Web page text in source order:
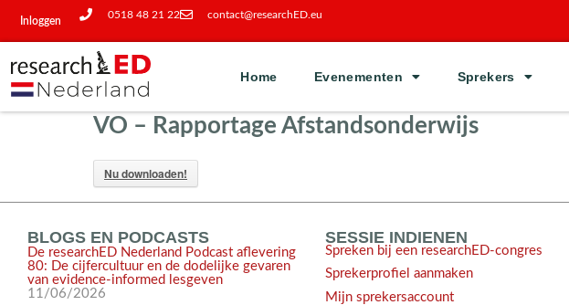
Inloggen
0518 48 21 22 contact@researchED.eu
Home Evenementen Sprekers
VO – Rapportage Afstandsonderwijs
Nu downloaden!
BLOGS EN PODCASTS
De researchED Nederland Podcast aflevering
80: De cijfercultuur en de dodelijke gevaren
van evidence-informed lesgeven
11/06/2026
SESSIE INDIENEN
Spreken bij een researchED-congres
Sprekerprofiel aanmaken
Mijn sprekersaccount